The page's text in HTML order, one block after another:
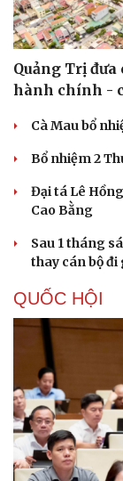
Du lịch
Tư vấn
Săn Tour
check-in
Quảng Trị
hành chính -
Cà Mau bổ
Bổ nhiệm 2
Đại tá Lê
Cao Bằng
Sau 1 tháng
thay cán bộ đi
QUỐC HỘI